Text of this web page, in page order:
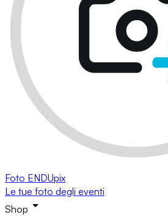
Foto ENDUpix
Le tue foto degli eventi
Shop